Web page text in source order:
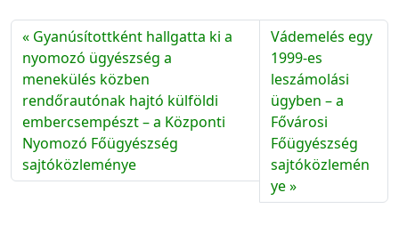
Gyanúsítottként hallgatta ki a
nyomozó ügyészség a
menekülés közben
rendőrautónak hajtó külföldi
embercsempészt – a Központi
Nyomozó Főügyészség
sajtóközleménye
Vádemelés egy
1999-es
leszámolási
ügyben – a
Fővárosi
Főügyészség
sajtóközlemén
ye